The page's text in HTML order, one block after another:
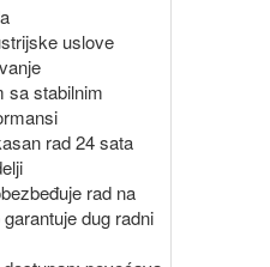
uslove
sa stabilnim
rad 24 sata
rad na
dug radni